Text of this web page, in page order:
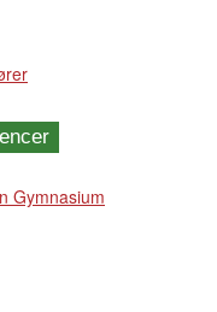
Gymnasium